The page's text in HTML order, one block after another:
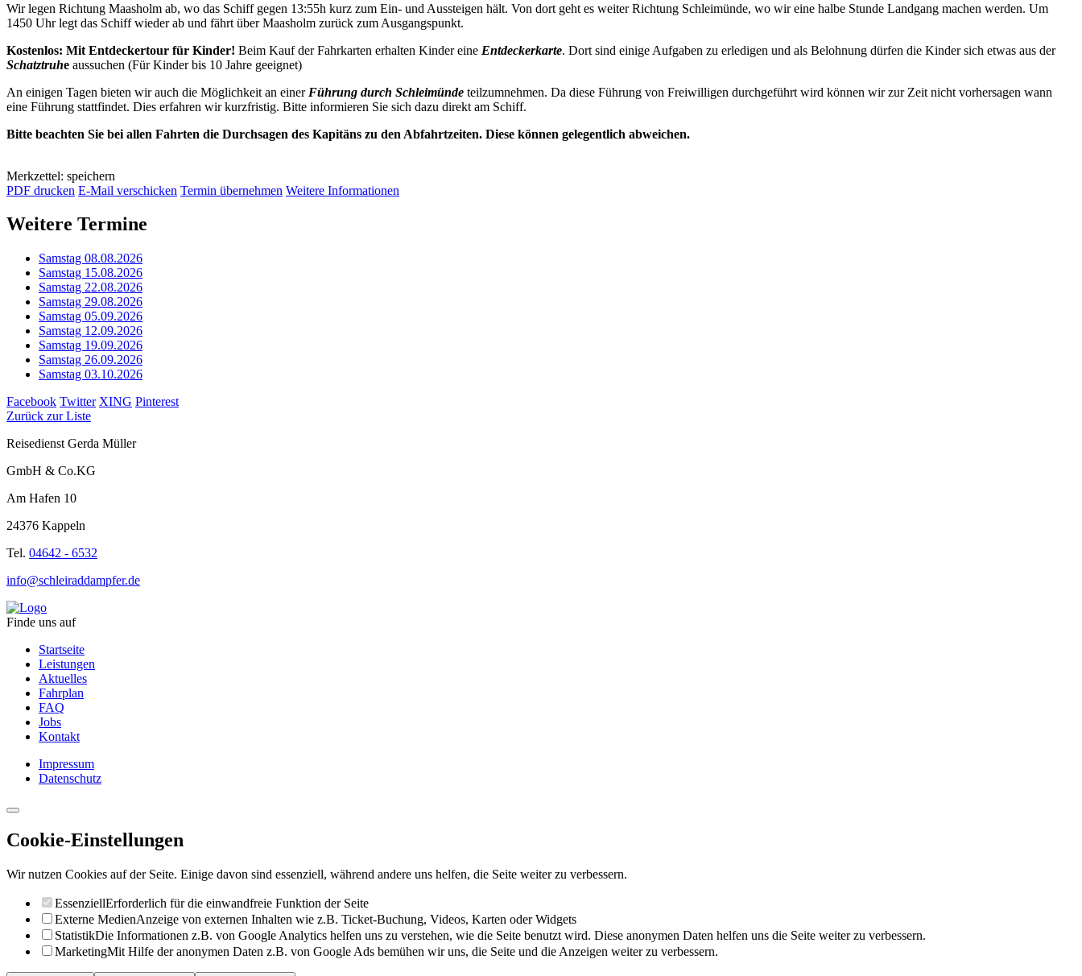
Wir legen Richtung Maasholm ab, wo das Schiff gegen 13:55h kurz zum Ein- und Aussteigen hält. Von dort geht es weiter Richtung Schleimünde, wo wir eine halbe Stunde Landgang machen werden. Um
1450 Uhr legt das Schiff wieder ab und fährt über Maasholm zurück zum Ausgangspunkt.
Kostenlos: Mit Entdeckertour für Kinder! Beim Kauf der Fahrkarten erhalten Kinder eine Entdeckerkarte. Dort sind einige Aufgaben zu erledigen und als Belohnung dürfen die Kinder sich etwas aus der
Schatztruhe aussuchen (Für Kinder bis 10 Jahre geeignet)
An einigen Tagen bieten wir auch die Möglichkeit an einer Führung durch Schleimünde teilzumnehmen. Da diese Führung von Freiwilligen durchgeführt wird können wir zur Zeit nicht vorhersagen wann
eine Führung stattfindet. Dies erfahren wir kurzfristig. Bitte informieren Sie sich dazu direkt am Schiff.
Bitte beachten Sie bei allen Fahrten die Durchsagen des Kapitäns zu den Abfahrtzeiten. Diese können gelegentlich abweichen.
Merkzettel: speichern
PDF drucken E-Mail verschicken Termin übernehmen Weitere Informationen
Weitere Termine
Samstag 08.08.2026
Samstag 15.08.2026
Samstag 22.08.2026
Samstag 29.08.2026
Samstag 05.09.2026
Samstag 12.09.2026
Samstag 19.09.2026
Samstag 26.09.2026
Samstag 03.10.2026
Facebook Twitter XING Pinterest
Zurück zur Liste
Reisedienst Gerda Müller
GmbH & Co.KG
Am Hafen 10
24376 Kappeln
Tel. 04642 - 6532
info@schleiraddampfer.de
Finde uns auf
Startseite
Leistungen
Aktuelles
Fahrplan
FAQ
Jobs
Kontakt
Impressum
Datenschutz
Cookie-Einstellungen
Wir nutzen Cookies auf der Seite. Einige davon sind essenziell, während andere uns helfen, die Seite weiter zu verbessern.
EssenziellErforderlich für die einwandfreie Funktion der Seite
Externe MedienAnzeige von externen Inhalten wie z.B. Ticket-Buchung, Videos, Karten oder Widgets
StatistikDie Informationen z.B. von Google Analytics helfen uns zu verstehen, wie die Seite benutzt wird. Diese anonymen Daten helfen uns die Seite weiter zu verbessern.
MarketingMit Hilfe der anonymen Daten z.B. von Google Ads bemühen wir uns, die Seite und die Anzeigen weiter zu verbessern.